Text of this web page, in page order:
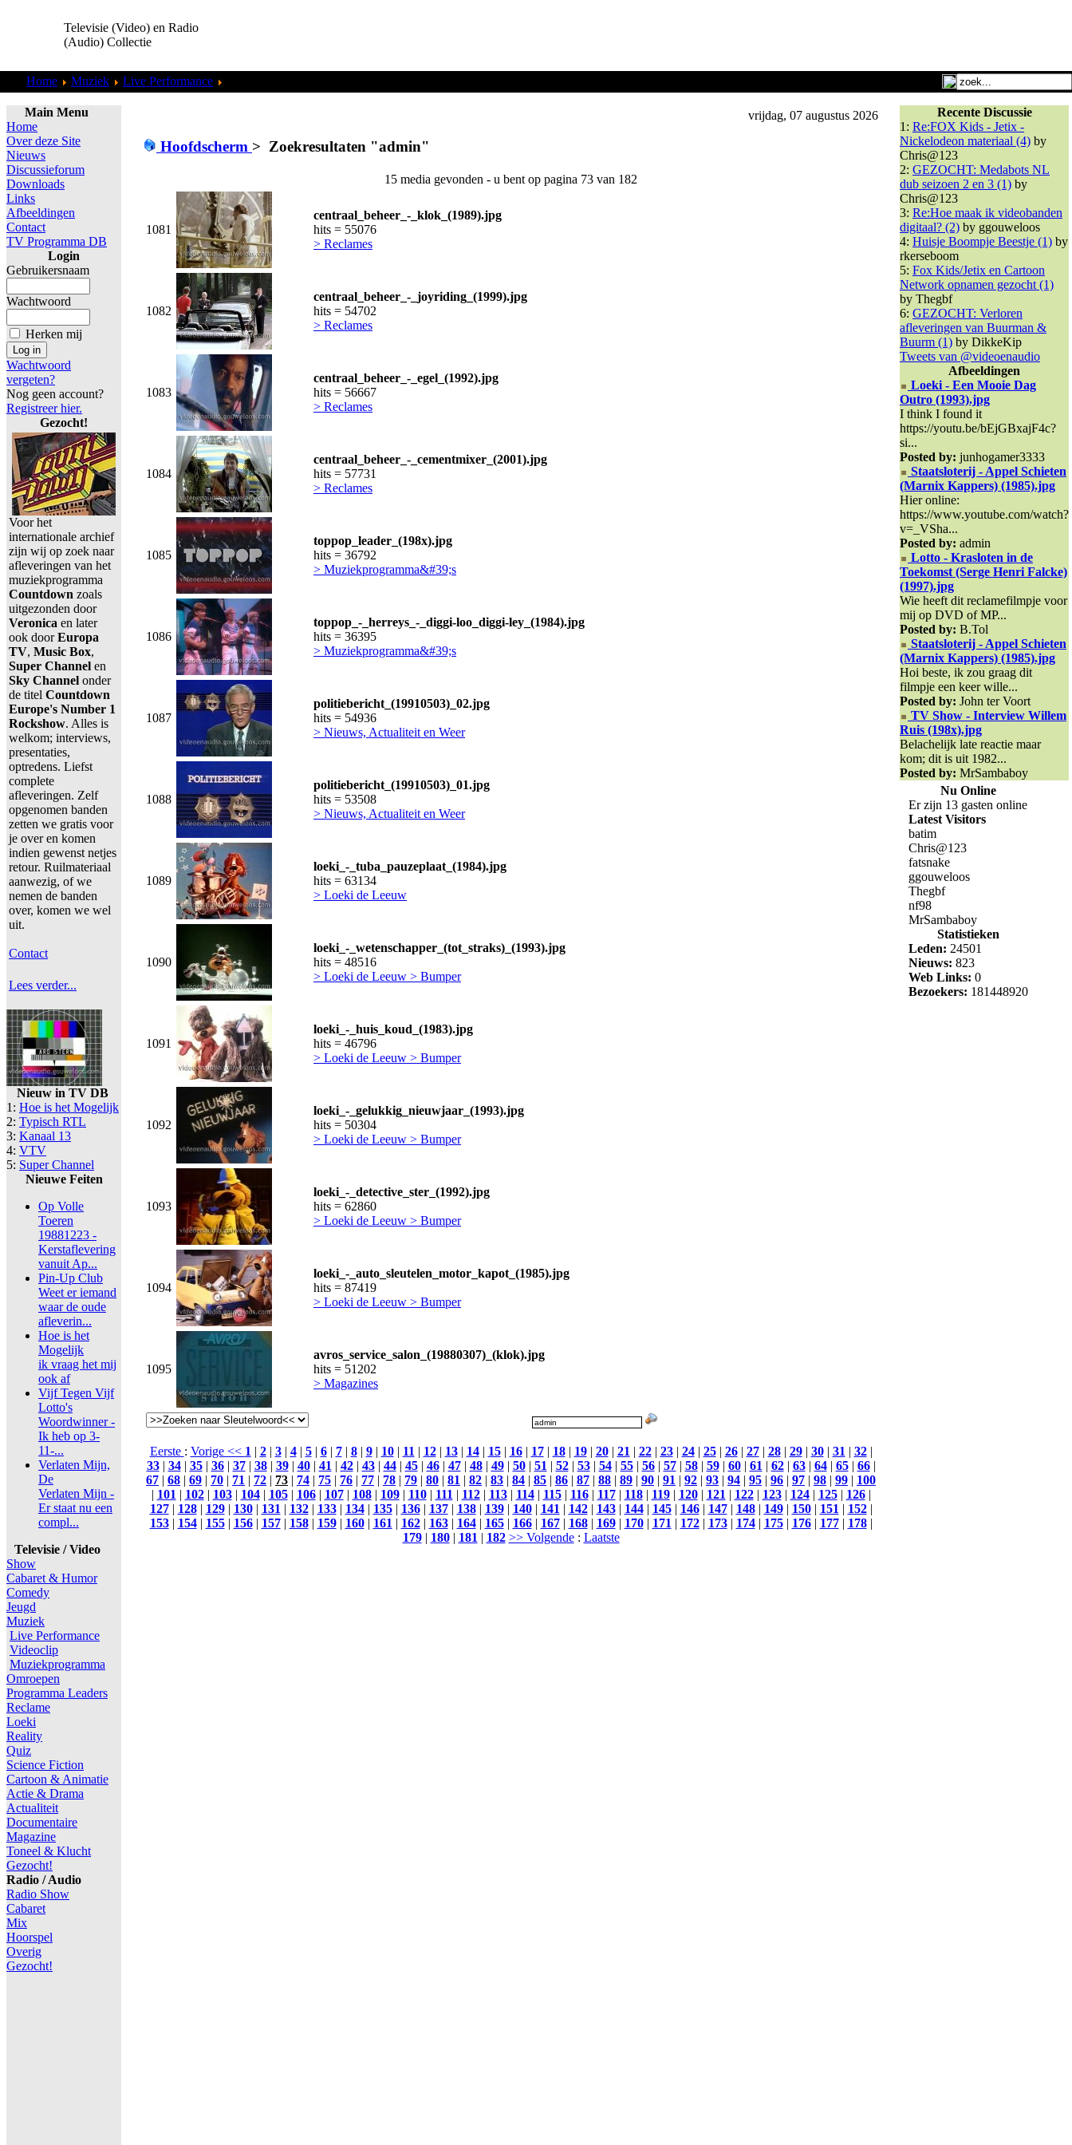
Televisie (Video) en Radio
(Audio) Collectie
Home Muziek Live Performance
Main Menu
Home
Over deze Site
Nieuws
Discussieforum
Downloads
Links
Afbeeldingen
Contact
TV Programma DB
Login
Gebruikersnaam
Wachtwoord
Herken mij
Wachtwoord
vergeten?
Nog geen account?
Registreer hier.
Gezocht!
Voor het
internationale archief
zijn wij op zoek naar
afleveringen van het
muziekprogramma
Countdown zoals
uitgezonden door
Veronica en later
ook doorEuropa
TV, Music Box,
Super Channel en
Sky Channel onder
de titel Countdown
Europe's Number 1
Rockshow. Alles is
welkom; interviews,
presentaties,
optredens. Liefst
complete
afleveringen. Zelf
opgenomen banden
zetten we gratis voor
je over en komen
indien gewenst netjes
retour. Ruilmateriaal
aanwezig, of we
nemen de banden
over, komen we wel
uit.
Contact
Lees verder...
Nieuw in TV DB
1: Hoe is het Mogelijk
2: Typisch RTL
3: Kanaal 13
4: VTV
5: Super Channel
Nieuwe Feiten
Op Volle
Toeren
19881223 -
Kerstaflevering
vanuit Ap...
Pin-Up Club
Weet er iemand
waar de oude
afleverin...
Hoe is het
Mogelijk
ik vraag het mij
ook af
Vijf Tegen Vijf
Lotto's
Woordwinner -
Ik heb op 3-
11-...
Verlaten Mijn,
De
Verlaten Mijn -
Er staat nu een
compl...
Televisie / Video
Show
Cabaret & Humor
Comedy
Jeugd
Muziek
Live Performance
Videoclip
Muziekprogramma
Omroepen
Programma Leaders
Reclame
Loeki
Reality
Quiz
Science Fiction
Cartoon & Animatie
Actie & Drama
Actualiteit
Documentaire
Magazine
Toneel & Klucht
Gezocht!
Radio / Audio
Radio Show
Cabaret
Mix
Hoorspel
Overig
Gezocht!
vrijdag, 07 augustus 2026
Hoofdscherm > Zoekresultaten "admin"
15 media gevonden - u bent op pagina 73 van 182
1081
centraal_beheer_-_klok_(1989).jpg
hits = 55076
> Reclames
1082
centraal_beheer_-_joyriding_(1999).jpg
hits = 54702
> Reclames
1083
centraal_beheer_-_egel_(1992).jpg
hits = 56667
> Reclames
1084
centraal_beheer_-_cementmixer_(2001).jpg
hits = 57731
> Reclames
1085
toppop_leader_(198x).jpg
hits = 36792
> Muziekprogramma&#39;s
1086
toppop_-_herreys_-_diggi-loo_diggi-ley_(1984).jpg
hits = 36395
> Muziekprogramma&#39;s
1087
politiebericht_(19910503)_02.jpg
hits = 54936
> Nieuws, Actualiteit en Weer
1088
politiebericht_(19910503)_01.jpg
hits = 53508
> Nieuws, Actualiteit en Weer
1089
loeki_-_tuba_pauzeplaat_(1984).jpg
hits = 63134
> Loeki de Leeuw
1090
loeki_-_wetenschapper_(tot_straks)_(1993).jpg
hits = 48516
> Loeki de Leeuw > Bumper
1091
loeki_-_huis_koud_(1983).jpg
hits = 46796
> Loeki de Leeuw > Bumper
1092
loeki_-_gelukkig_nieuwjaar_(1993).jpg
hits = 50304
> Loeki de Leeuw > Bumper
1093
loeki_-_detective_ster_(1992).jpg
hits = 62860
> Loeki de Leeuw > Bumper
1094
loeki_-_auto_sleutelen_motor_kapot_(1985).jpg
hits = 87419
> Loeki de Leeuw > Bumper
1095
avros_service_salon_(19880307)_(klok).jpg
hits = 51202
> Magazines
Eerste : Vorige << 1| 2| 3| 4| 5| 6| 7| 8| 9| 10| 11| 12| 13| 14| 15| 16| 17| 18| 19| 20| 21| 22| 23| 24| 25| 26| 27| 28| 29| 30| 31| 32|
33| 34| 35| 36| 37| 38| 39| 40| 41| 42| 43| 44| 45| 46| 47| 48| 49| 50| 51| 52| 53| 54| 55| 56| 57| 58| 59| 60| 61| 62| 63| 64| 65| 66|
67 | 68 | 69 | 70 | 71 | 72 | 73 | 74 | 75 | 76 | 77 | 78 | 79 | 80 | 81 | 82 | 83 | 84 | 85 | 86 | 87 | 88 | 89 | 90 | 91 | 92 | 93 | 94 | 95 | 96 | 97 | 98 | 99 | 100
| 101| 102| 103| 104| 105| 106| 107| 108| 109| 110| 111| 112| 113| 114| 115| 116| 117| 118| 119| 120| 121| 122| 123| 124| 125| 126|
127| 128| 129| 130| 131| 132| 133| 134| 135| 136| 137| 138| 139| 140| 141| 142| 143| 144| 145| 146| 147| 148| 149| 150| 151| 152|
153| 154| 155| 156| 157| 158| 159| 160| 161| 162| 163| 164| 165| 166| 167| 168| 169| 170| 171| 172| 173| 174| 175| 176| 177| 178|
179| 180| 181| 182 >> Volgende: Laatste
Recente Discussie
1: Re:FOX Kids - Jetix -
Nickelodeon materiaal (4) by
Chris@123
2: GEZOCHT: Medabots NL
dub seizoen 2 en 3 (1) by
Chris@123
3: Re:Hoe maak ik videobanden
digitaal? (2) by ggouweloos
4: Huisje Boompje Beestje (1) by
rkerseboom
5: Fox Kids/Jetix en Cartoon
Network opnamen gezocht (1)
by Thegbf
6: GEZOCHT: Verloren
afleveringen van Buurman &
Buurm (1) by DikkeKip
Tweets van @videoenaudio
Afbeeldingen
Loeki - Een Mooie Dag
Outro (1993).jpg
I think I found it
https://youtu.be/bEjGBxajF4c?
si...
Posted by: junhogamer3333
Staatsloterij - Appel Schieten
(Marnix Kappers) (1985).jpg
Hier online:
https://www.youtube.com/watch?
v=_VSha...
Posted by: admin
Lotto - Krasloten in de
Toekomst (Serge Henri Falcke)
(1997).jpg
Wie heeft dit reclamefilmpje voor
mij op DVD of MP...
Posted by: B.Tol
Staatsloterij - Appel Schieten
(Marnix Kappers) (1985).jpg
Hoi beste, ik zou graag dit
filmpje een keer wille...
Posted by: John ter Voort
TV Show - Interview Willem
Ruis (198x).jpg
Belachelijk late reactie maar
kom; dit is uit 1982...
Posted by: MrSambaboy
Nu Online
Er zijn 13 gasten online
Latest Visitors
batim
Chris@123
fatsnake
ggouweloos
Thegbf
nf98
MrSambaboy
Statistieken
Leden: 24501
Nieuws: 823
Web Links: 0
Bezoekers: 181448920